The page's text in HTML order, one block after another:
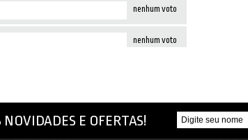
nenhum voto
nenhum voto
NOVIDADES E OFERTAS!